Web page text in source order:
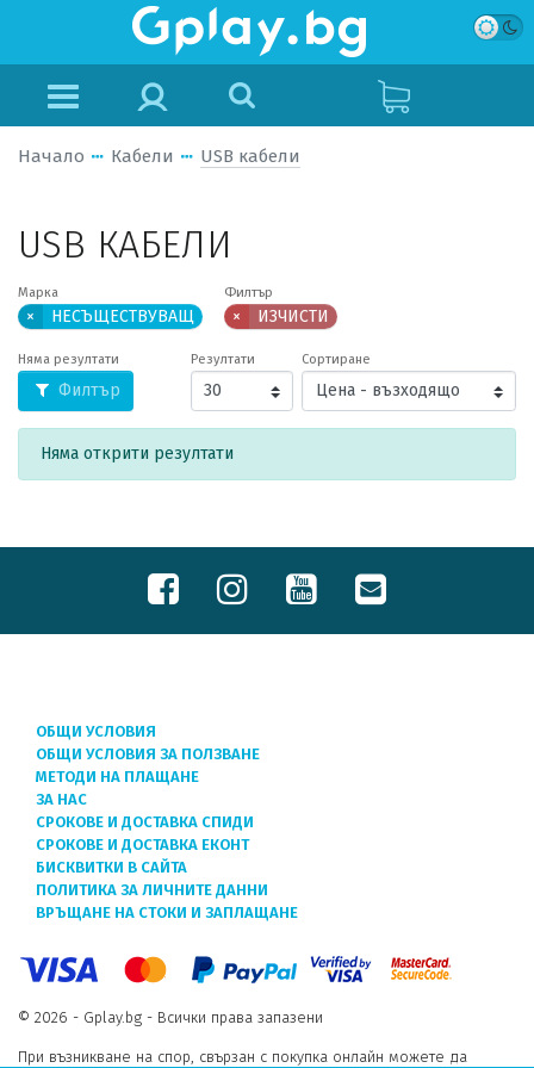
Начало Кабели USB кабели
USB КАБЕЛИ
Марка
× НЕСЪЩЕСТВУВАЩ
Филтър
× ИЗЧИСТИ
Няма резултати
Филтър
Резултати Сортиране
Няма открити резултати
ОБЩИ УСЛОВИЯ
ОБЩИ УСЛОВИЯ ЗА ПОЛЗВАНЕ
МЕТОДИ НА ПЛАЩАНЕ
ЗА НАС
СРОКОВЕ И ДОСТАВКА СПИДИ
СРОКОВЕ И ДОСТАВКА ЕКОНТ
БИСКВИТКИ В САЙТА
ПОЛИТИКА ЗА ЛИЧНИТЕ ДАННИ
ВРЪЩАНЕ НА СТОКИ И ЗАПЛАЩАНЕ
© 2026 - Gplay.bg - Всички права запазени
При възникване на спор, свързан с покупка онлайн можете да